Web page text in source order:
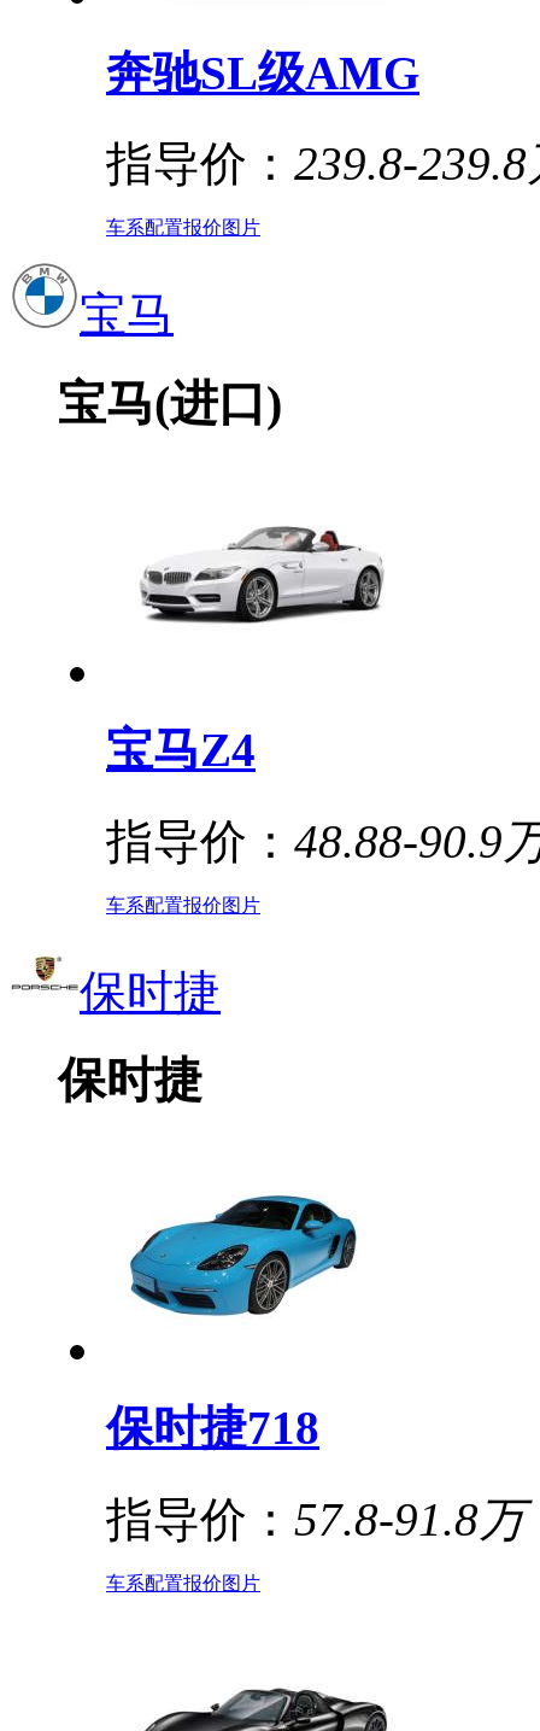
奔驰SL级AMG
指导价： 239.8-239.8
车系配置报价图片
宝马
宝马(进口)
宝马Z4
指导价： 48.88-90.9
车系配置报价图片
保时捷
保时捷
保时捷718
指导价： 57.8-91.8万
车系配置报价图片